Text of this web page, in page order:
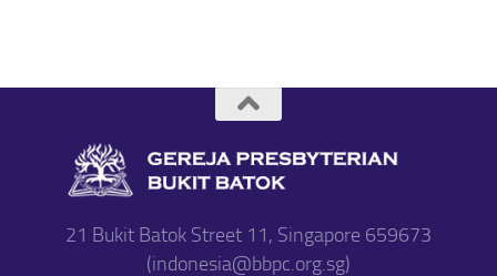
21 Bukit Batok Street 11, Singapore 659673
(indonesia@bbpc.org.sg)